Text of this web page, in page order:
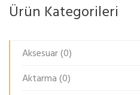
Ürün Kategorileri
Aksesuar(0)
Aktarma(0)